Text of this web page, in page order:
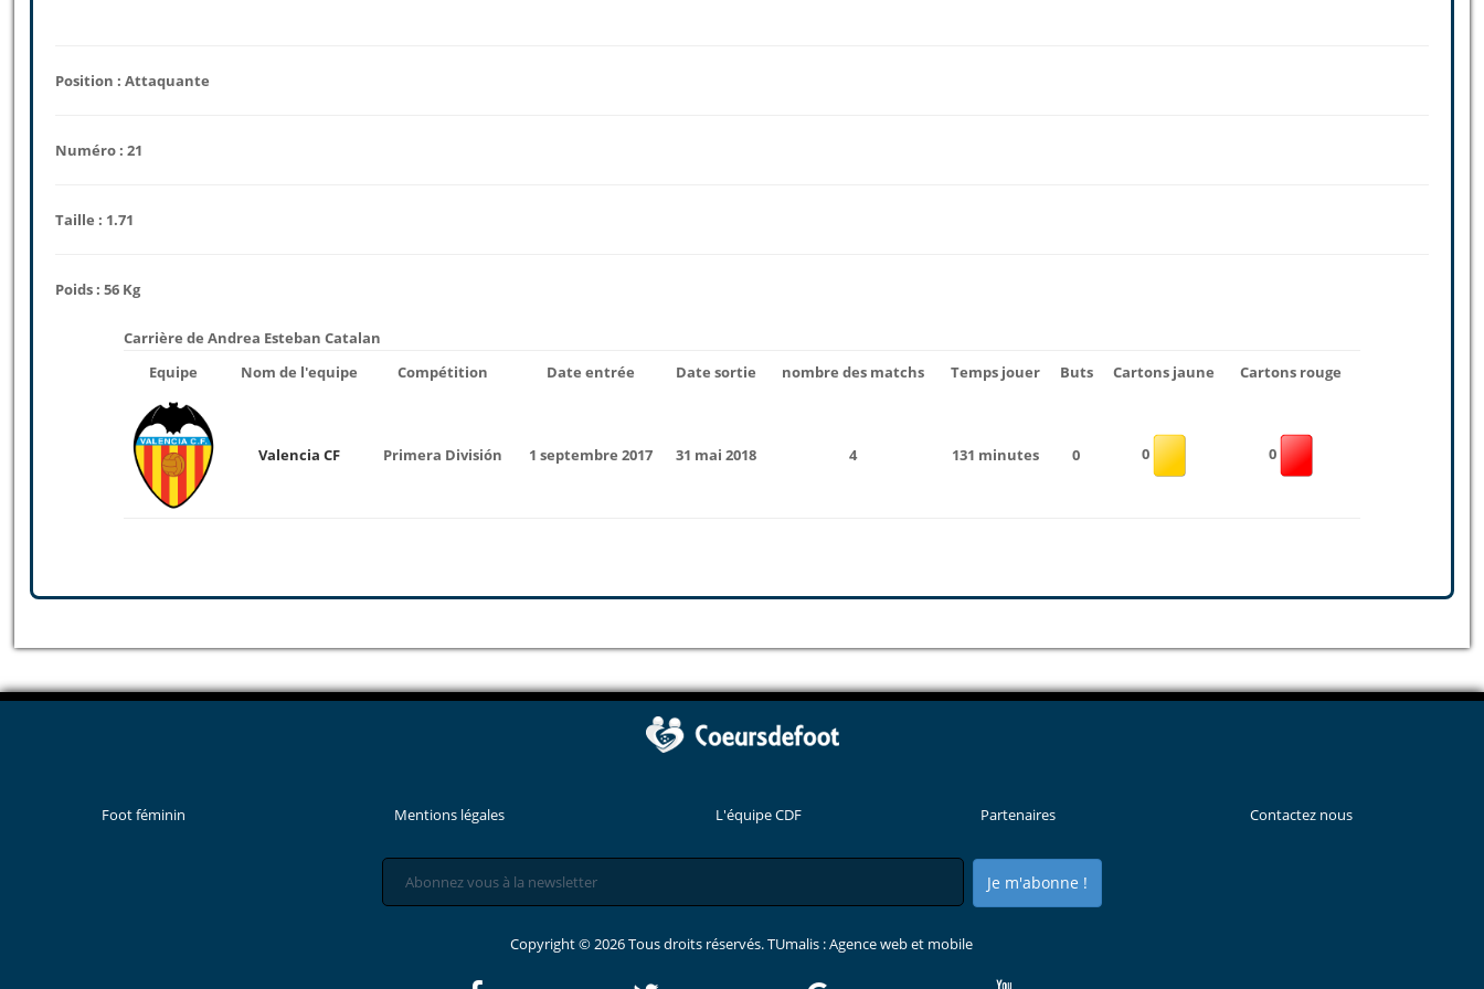
Position : Attaquante
Numéro : 21
Taille : 1.71
Poids : 56 Kg
Carrière de Andrea Esteban Catalan
Equipe
Nom de l'equipe Compétition Date entrée Date sortie nombre des matchs Temps jouer Buts Cartons jaune Cartons rouge
Valencia CF Primera División 1 septembre 2017 31 mai 2018 4 131 minutes 0 0 0
Foot féminin Mentions légales L'équipe CDF Partenaires Contactez nous
Je m'abonne !
Copyright © 2026 Tous droits réservés. TUmalis : Agence web et mobile